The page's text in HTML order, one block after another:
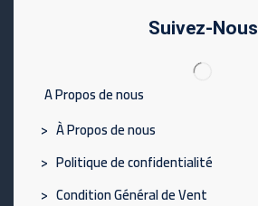
Suivez-Nous
A Propos de nous
> À Propos de nous
> Politique de confidentialité
> Condition Général de Vent